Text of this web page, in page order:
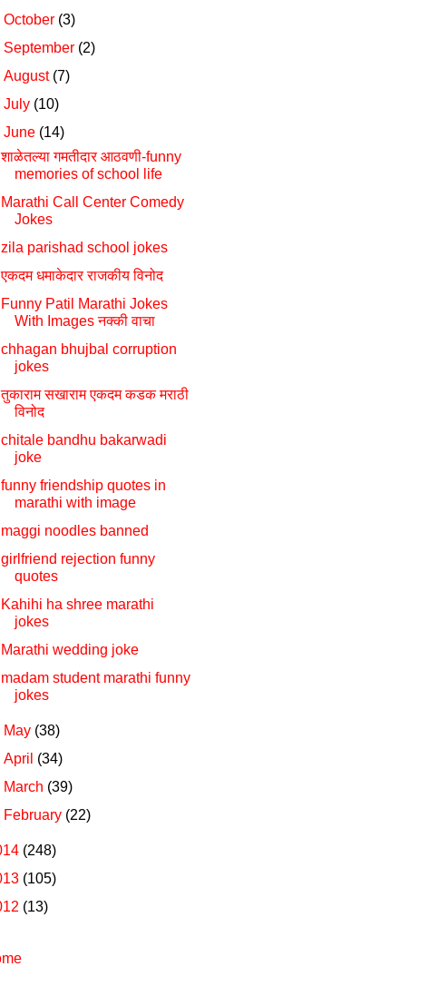
October (3)
September (2)
August (7)
July (10)
June (14)
शाळेतल्या गमतीदार आठवणी-funny
memories of school life
Marathi Call Center Comedy
Jokes
zila parishad school jokes
एकदम धमाकेदार राजकीय विनोद
Funny Patil Marathi Jokes
With Images नक्की वाचा
chhagan bhujbal corruption
jokes
तुकाराम सखाराम एकदम कडक मराठी
विनोद
chitale bandhu bakarwadi
joke
funny friendship quotes in
marathi with image
maggi noodles banned
girlfriend rejection funny
quotes
Kahihi ha shree marathi
jokes
Marathi wedding joke
madam student marathi funny
jokes
May (38)
April (34)
March (39)
February (22)
(248)
(105)
(13)